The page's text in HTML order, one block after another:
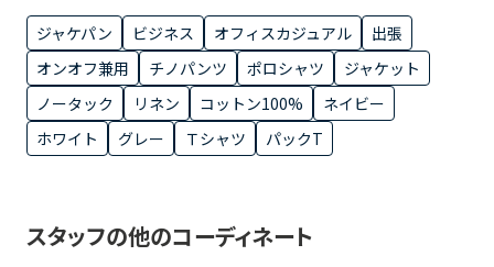
ジャケパン ビジネス オフィスカジュアル
出張
オンオフ兼用
チノパンツ ポロシャツ
ジャケット
ノータック
リネン コットン100%
ネイビー
ホワイト
グレー Ｔシャツ パックT
スタッフの他のコーディネート